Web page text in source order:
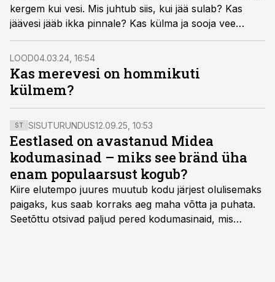
kergem kui vesi. Mis juhtub siis, kui jää sulab? Kas
jäävesi jääb ikka pinnale? Kas külma ja sooja vee
tihedus erinevad?
LOOD04.03.24, 16:54
Kas merevesi on hommikuti
külmem?
ST SISUTURUNDUS12.09.25, 10:53
Eestlased on avastanud Midea
kodumasinad – miks see bränd üha
enam populaarsust kogub?
Kiire elutempo juures muutub kodu järjest olulisemaks
paigaks, kus saab korraks aeg maha võtta ja puhata.
Seetõttu otsivad paljud pered kodumasinaid, mis